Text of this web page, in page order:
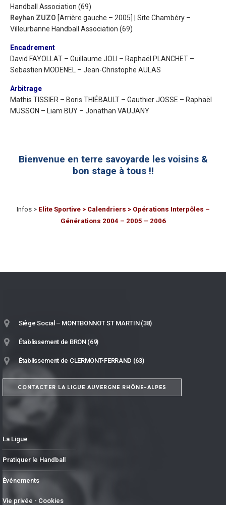
Handball Association (69)
Reyhan ZUZO [Arrière gauche – 2005] | Site Chambéry –
Villeurbanne Handball Association (69)
Encadrement
David FAYOLLAT – Guillaume JOLI – Raphaël PLANCHET –
Sebastien MODENEL – Jean-Christophe AULAS
Arbitrage
Mathis TISSIER – Boris THIÉBAULT – Gauthier JOSSE – Raphaël
MUSSON – Liam BUY – Jonathan VAUJANY
Bienvenue en terre savoyarde les voisins &
bon stage à tous !!
Infos > Elite Sportive > Calendriers > Opérations Interpôles –
Générations 2004 – 2005 – 2006
Siège Social – MONTBONNOT ST MARTIN (38)
Établissement de BRON (69)
Établissement de CLERMONT-FERRAND (63)
CONTACTER LA LIGUE AUVERGNE RHÔNE-ALPES
La Ligue
Pratiquer le Handball
Événements
Vie privée - Cookies